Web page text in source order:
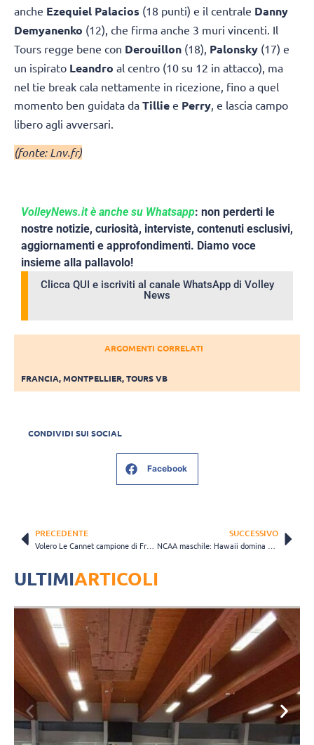
anche Ezequiel Palacios (18 punti) e il centrale Danny
Demyanenko (12), che firma anche 3 muri vincenti. Il
Tours regge bene con Derouillon (18), Palonsky (17) e
un ispirato Leandro al centro (10 su 12 in attacco), ma
nel tie break cala nettamente in ricezione, fino a quel
momento ben guidata da Tillie e Perry , e lascia campo
libero agli avversari.
(fonte: Lnv.fr)
VolleyNews.it è anche su Whatsapp: non perderti le
nostre notizie, curiosità, interviste, contenuti esclusivi,
aggiornamenti e approfondimenti. Diamo voce
insieme alla pallavolo!
Clicca QUI e iscriviti al canale WhatsApp di Volley
News
ARGOMENTI CORRELATI
FRANCIA,MONTPELLIER,TOURS VB
CONDIVIDI SUI SOCIAL
Facebook
PRECEDENTE SUCCESSIVO
ULTIMIARTICOLI